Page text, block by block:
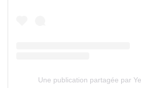
Une publication partagée par